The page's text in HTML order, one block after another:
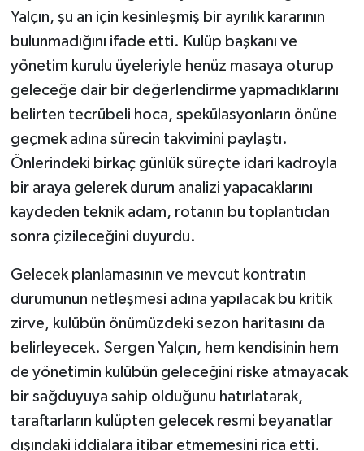
Yalçın, şu an için kesinleşmiş bir ayrılık kararının
bulunmadığını ifade etti. Kulüp başkanı ve
yönetim kurulu üyeleriyle henüz masaya oturup
geleceğe dair bir değerlendirme yapmadıklarını
belirten tecrübeli hoca, spekülasyonların önüne
geçmek adına sürecin takvimini paylaştı.
Önlerindeki birkaç günlük süreçte idari kadroyla
bir araya gelerek durum analizi yapacaklarını
kaydeden teknik adam, rotanın bu toplantıdan
sonra çizileceğini duyurdu.
Gelecek planlamasının ve mevcut kontratın
durumunun netleşmesi adına yapılacak bu kritik
zirve, kulübün önümüzdeki sezon haritasını da
belirleyecek. Sergen Yalçın, hem kendisinin hem
de yönetimin kulübün geleceğini riske atmayacak
bir sağduyuya sahip olduğunu hatırlatarak,
taraftarların kulüpten gelecek resmi beyanatlar
dışındaki iddialara itibar etmemesini rica etti.